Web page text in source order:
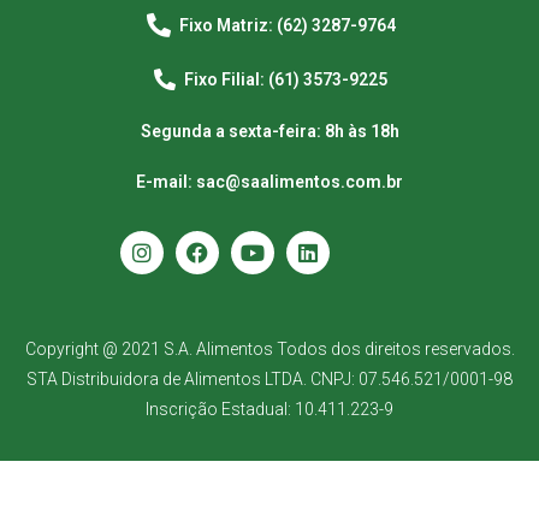
Fixo Matriz: (62) 3287-9764
Fixo Filial: (61) 3573-9225
Segunda a sexta-feira: 8h às 18h
E-mail: sac@saalimentos.com.br
Copyright @ 2021 S.A. Alimentos Todos dos direitos reservados.
STA Distribuidora de Alimentos LTDA. CNPJ: 07.546.521/0001-98
Inscrição Estadual: 10.411.223-9